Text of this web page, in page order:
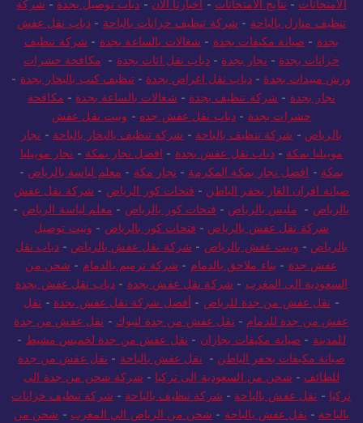
الامتحانات - نتايج الامتحانات - اخبارنا الان - دباب توصيل بجدة - شركة
تنظيف منازل بالباحة - شركة تنظيف خزانات بالباحة - دباب نقل عفش
بجدة - صيانة مكيفات بجدة - شغالات بالساعة بجدة - شركة تنظيف
خزانات بجدة - نجار بجدة - دباب نقل اثاث بجدة - مكافحة حشرات
ورش مبيدات بجدة -دباب نقل اغراض بجدة -تنظيف كنب بالبخار بجدة -
نجار بجدة - شركة تنظيف بجدة - شغالات بالساعة بجدة - مكافحة
حشرات بجدة - دباب نقل عفش جده - ونيت نقل عفش
بالرياض - شركة تنظيف بالباحة - شركة تنظيف بالبخار بالباحة - نجار
موبيليا بمكة -دباب نقل عفش بجدة - افضل نجار بمكة - نجار موبيليا
بمكة - افضل نجار بمكة المكرمة - نجار مكة - معلم لياسة بالرياض -
صيانة افران الغاز بحفر الباطن - فتحات كور الرياض - شركة نقل عفش
بالرياض - مليس بالرياض - فتحات كور بالرياض - معلم لياسة الرياض -
شركة نقل عفش بالرياض - فتحات كور بالرياض - ونيت توصيل
بالرياض - ونيت عفش بالرياض - شركة نقل عفش بالرياض -دباب نقل
عفش جدة - بناء ملاحق بالدمام - شركة ترميم بالدمام - شحن من
السعودية الى المغرب - شركة نقل عفش بجدة - دباب نقل عفش بجدة
- نقل عفش من جدة للرياض - أفضل شركة نقل عفش بجدة - نقل
عفش من جدة للدمام - نقل عفش من جدة لتبوك - نقل عفش من جدة
للمدينة - صيانة مكيفات بجازان - نقل عفش من جدة لخميس مشيط -
صيانة مكيفات بحفر الباطن - نقل عفش بالباحة - نقل عفش من جدة
للطائف - شحن من السعودية الى تركيا - شركة شحن من جدة الى
تركيا - نقل عفش بالباحة - شركة تنظيف بالباحة - شركة تنظيف خزانات
بالباحة - نقل عفش بالباحة - شحن من الرياض الي المغرب - شحن من